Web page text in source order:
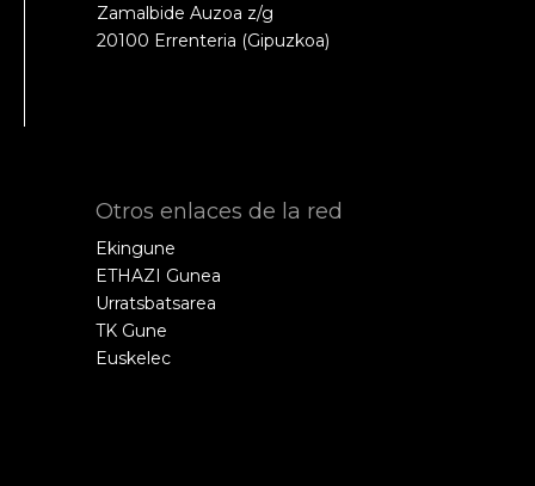
Zamalbide Auzoa z/g
20100 Errenteria (Gipuzkoa)
Otros enlaces de la red
Ekingune
ETHAZI Gunea
Urratsbatsarea
TK Gune
Euskelec